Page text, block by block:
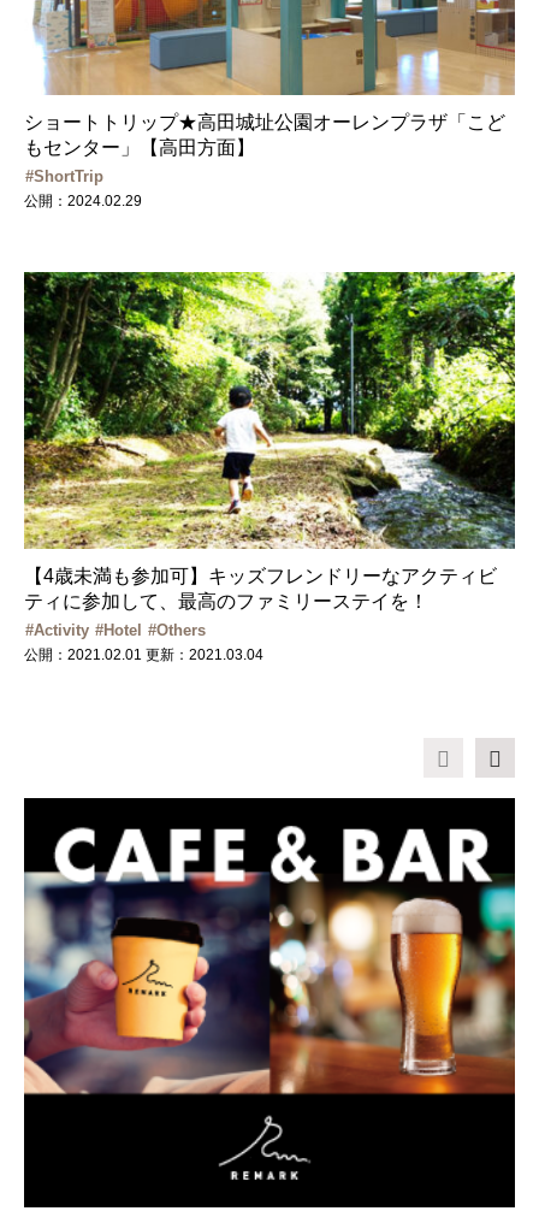
ショートトリップ★高田城址公園オーレンプラザ「こど
もセンター」【高田方面】
ShortTrip
公開：2024.02.29
【4歳未満も参加可】キッズフレンドリーなアクティビ
ティに参加して、最高のファミリーステイを！
Activity Hotel Others
公開：2021.02.01 更新：2021.03.04